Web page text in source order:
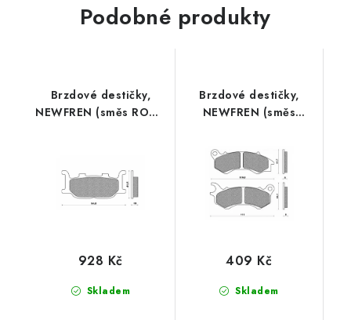
Podobné produkty
Brzdové destičky,
NEWFREN (směs ROAD
Skladem
928 Kč
Brzdové destičky,
NEWFREN (směs
ORGANIC) 2 ks v
balení
Skladem
409 Kč